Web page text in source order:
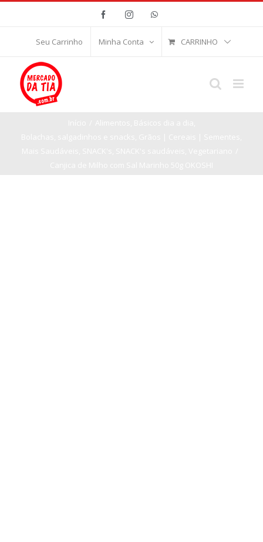
FacebookInstagramWhatsApp
Seu Carrinho Minha Conta CARRINHO